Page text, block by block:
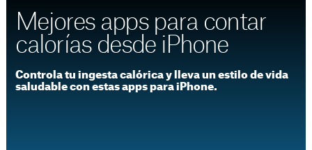
Mejores apps para contar
calorías desde iPhone
Controla tu ingesta calórica y lleva un estilo de vida
saludable con estas apps para iPhone.